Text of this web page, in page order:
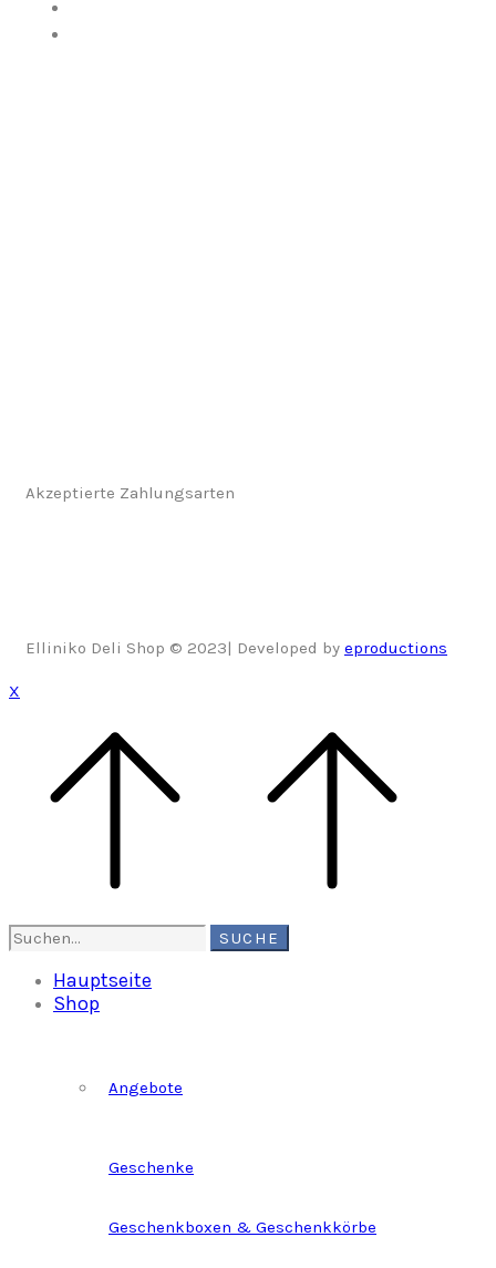
Akzeptierte Zahlungsarten
Elliniko Deli Shop © 2023| Developed by eproductions
X
Search
SUCHE
Hauptseite
Shop
Angebote
Geschenke
Geschenkboxen & Geschenkkörbe